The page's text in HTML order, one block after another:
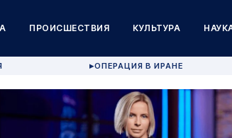
ПРОИСШЕСТВИЯ КУЛЬТУРА
▶ОПЕРАЦИЯ В ИРАНЕ